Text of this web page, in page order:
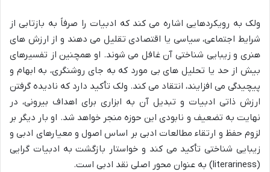
ولک به رویکردهایی اشاره می کند که ادبیات را صرفاً به بازتابی از
شرایط اجتماعی، سیاسی یا اقتصادی تقلیل می دهند و از ارزش های
هنری و زیبایی شناختی آن غافل می شوند. او همچنین از تفسیرهای
بیش از حد یا تحلیل های بی مورد که به جای روشنگری، به ابهام و
پیچیدگی می افزایند، انتقاد می کند. ولک تأکید دارد که نادیده گرفتن
ارزش ذاتی ادبیات و تبدیل آن به ابزاری برای اهداف بیرونی، در
نهایت به تضعیف و نابودی این حوزه منجر خواهد شد. او بار دیگر بر
لزوم حفظ و ارتقاء مطالعات ادبی بر اساس اصول و معیارهای ادبی و
زیبایی شناختی تأکید می کند و خواستار بازگشت به ادبیات گرایی
(literariness) به عنوان محور اصلی نقد ادبی است.